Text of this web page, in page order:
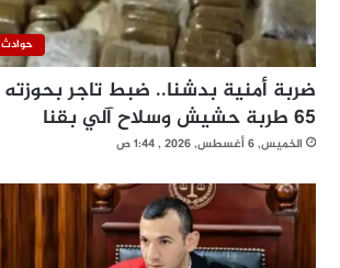
حوادث
ضربة أمنية بدشنا.. ضبط تاجر بحوزته
65 طربة حشيش وسلاح آلي بقنا
الخميس, 6 أغسطس, 2026 , 1:44 ص